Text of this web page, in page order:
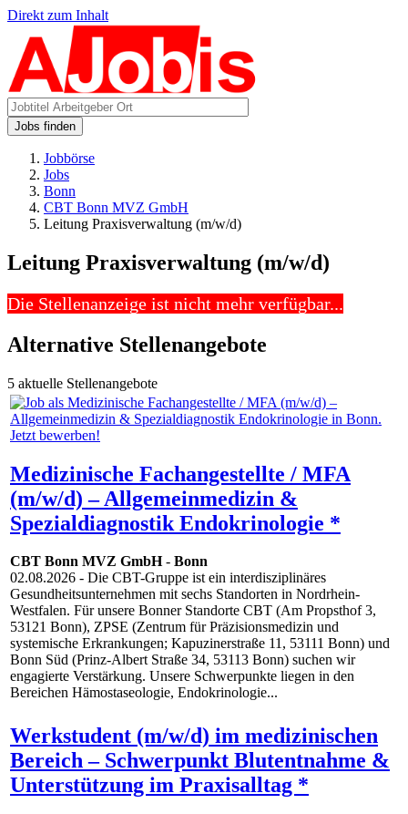
Direkt zum Inhalt
Jobs finden
Jobbörse
Jobs
Bonn
CBT Bonn MVZ GmbH
Leitung Praxisverwaltung (m/w/d)
Leitung Praxisverwaltung (m/w/d)
Die Stellenanzeige ist nicht mehr verfügbar...
Alternative Stellenangebote
5 aktuelle Stellenangebote
Medizinische Fachangestellte / MFA
(m/w/d) – Allgemeinmedizin &
Spezialdiagnostik Endokrinologie *
CBT Bonn MVZ GmbH- Bonn
02.08.2026 - Die CBT-Gruppe ist ein interdisziplinäres
Gesundheitsunternehmen mit sechs Standorten in Nordrhein-
Westfalen. Für unsere Bonner Standorte CBT (Am Propsthof 3,
53121 Bonn), ZPSE (Zentrum für Präzisionsmedizin und
systemische Erkrankungen; Kapuzinerstraße 11, 53111 Bonn) und
Bonn Süd (Prinz-Albert Straße 34, 53113 Bonn) suchen wir
engagierte Verstärkung. Unsere Schwerpunkte liegen in den
Bereichen Hämostaseologie, Endokrinologie...
Werkstudent (m/w/d) im medizinischen
Bereich – Schwerpunkt Blutentnahme &
Unterstützung im Praxisalltag *